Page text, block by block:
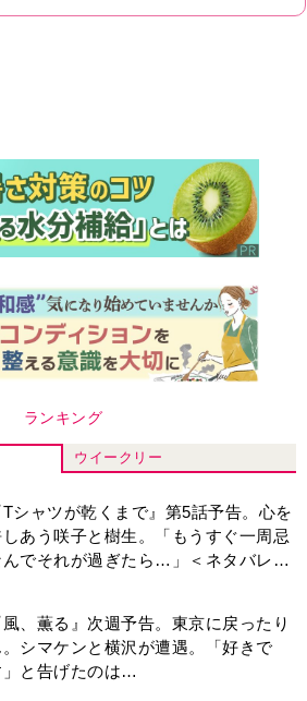
ランキング
ウイークリー
Tシャツが乾くまで』第5話予告。心を
あう咲子と樹生。「もうすぐ一周忌
んでそれが過ぎたら…」＜ネタバレあ
風、薫る』次週予告。東京に戻ったり
。シマケンと横沢が遭遇。「好きで
」と告げたのは…